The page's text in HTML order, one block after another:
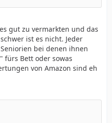
gut zu vermarkten und das
ist es nicht. Jeder
bei denen ihnen
fürs Bett oder sowas
von Amazon sind eh